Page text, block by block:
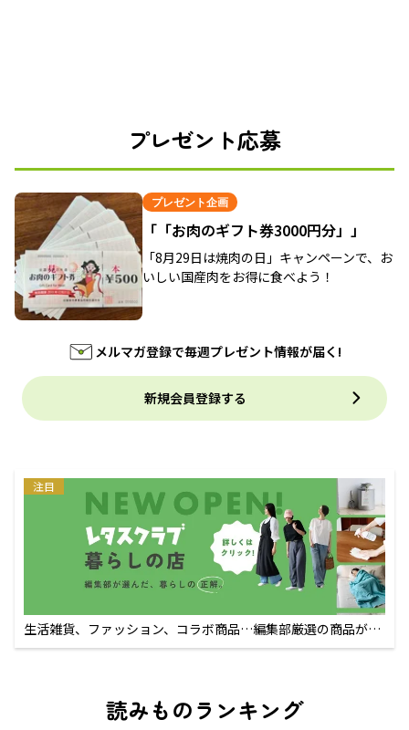
プレゼント応募
プレゼント企画
「「お肉のギフト券3000円分」」
「8月29日は焼肉の日」キャンペーンで、お
いしい国産肉をお得に食べよう！
メルマガ登録で毎週プレゼント情報が届く!
新規会員登録する
注目
生活雑貨、ファッション、コラボ商品…編集部厳選の商品が買
えるECサイト
読みものランキング